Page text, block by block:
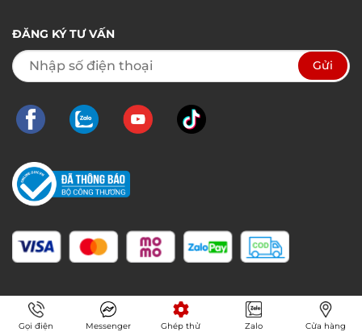
ĐĂNG KÝ TƯ VẤN
Gọi điện Messenger Ghép thử Zalo Cửa hàng